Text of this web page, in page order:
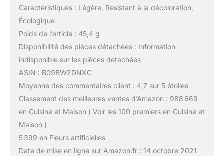
Caractéristiques : Légère, Résistant à la décoloration,
Écologique
Poids de l’article : 45,4 g
Disponibilité des pièces détachées : Information
indisponible sur les pièces détachées
ASIN : B09BW2DNXC
Moyenne des commentaires client : 4,7 sur 5 étoiles
Classement des meilleures ventes d’Amazon : 988 669
en Cuisine et Maison ( Voir les 100 premiers en Cuisine et
Maison )
5 399 en Fleurs artificielles
Date de mise en ligne sur Amazon.fr : 14 octobre 2021